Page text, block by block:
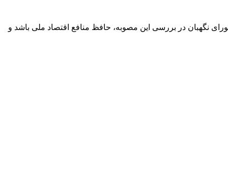
نگهبان در بررسی این مصوبه، حافظ منافع اقتصاد ملی باشد و